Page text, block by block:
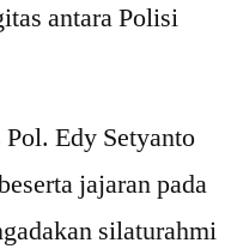
antara Polisi
Edy Setyanto
jajaran pada
silaturahmi